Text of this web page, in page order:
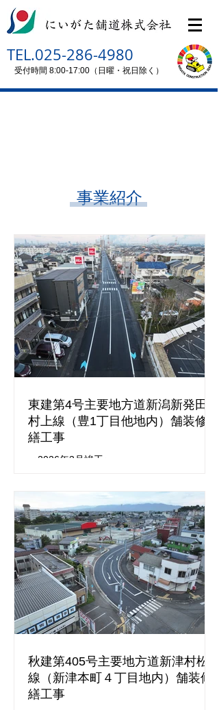
受付時間 8:00-17:00（日曜・祝日除く）
TEL.025-286-4980
事業紹介
東建第4号主要地方道新潟新発田
村上線（豊1丁目他地内）舗装修
繕工事
＜2026年3月竣工＞
秋建第405号主要地方道新津村松
線（新津本町４丁目地内）舗装修
繕工事